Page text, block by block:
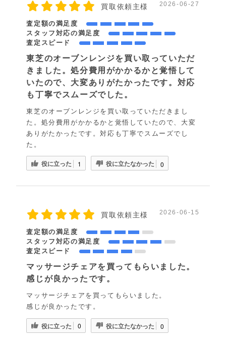
買取依頼主様 2026-06-27
査定額の満足度
スタッフ対応の満足度
査定スピード
東芝のオーブンレンジを買い取っていただ
きました。処分費用がかかるかと覚悟して
いたので、大変ありがたかったです。対応
も丁寧でスムーズでした。
東芝のオーブンレンジを買い取っていただきまし
た。処分費用がかかるかと覚悟していたので、大変
ありがたかったです。対応も丁寧でスムーズでし
た。
役に立った 1 役に立たなかった 0
買取依頼主様 2026-06-15
査定額の満足度
スタッフ対応の満足度
査定スピード
マッサージチェアを買ってもらいました。
感じが良かったです。
マッサージチェアを買ってもらいました。
感じが良かったです。
役に立った 0 役に立たなかった 0